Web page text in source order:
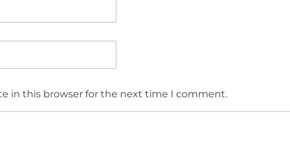
in this browser for the next time I comment.